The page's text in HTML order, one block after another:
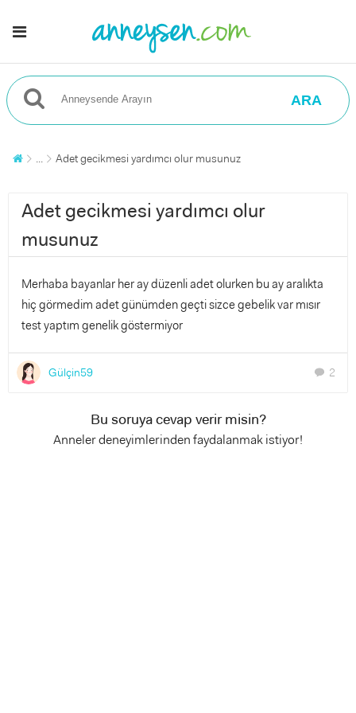
ARA
... Adet gecikmesi yardımcı olur musunuz
Adet gecikmesi yardımcı olur
musunuz
Merhaba bayanlar her ay düzenli adet olurken bu ay aralıkta
hiç görmedim adet günümden geçti sizce gebelik var mısır
test yaptım genelik göstermiyor
Gülçin59 chat 2
Bu soruya cevap verir misin?
Anneler deneyimlerinden faydalanmak istiyor!